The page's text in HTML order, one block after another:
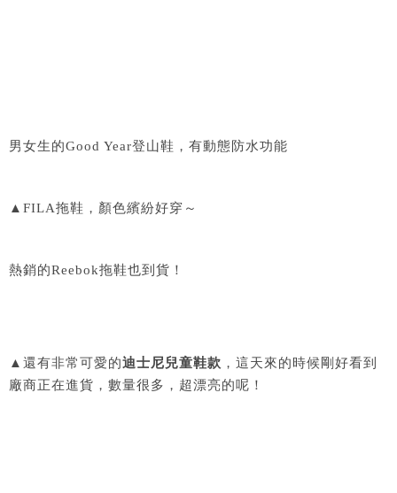
男女生的Good Year登山鞋，有動態防水功能
▲FILA拖鞋，顏色繽紛好穿～
熱銷的Reebok拖鞋也到貨！
▲還有非常可愛的迪士尼兒童鞋款 ，這天來的時候剛好看到
廠商正在進貨，數量很多，超漂亮的呢！